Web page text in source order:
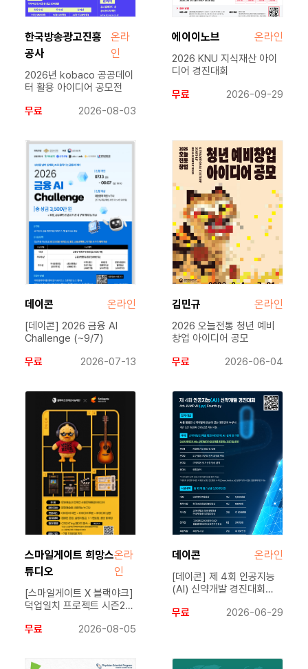
한국방송광고진흥
공사
온라
인
2026년 kobaco 공공데이
터 활용 아이디어 공모전
2026-08-03
무료
에이이노브 온라인
2026 KNU 지식재산 아이
디어 경진대회
2026-09-29
무료
데이콘 온라인
[데이콘] 2026 금융 AI
Challenge (~9/7)
2026-07-13
무료
김민규 온라인
2026 오늘전통 청년 예비
창업 아이디어 공모
2026-06-04
무료
스마일게이트 희망스
튜디오
온라
인
[스마일게이트 X 블랙야크]
덕업일치 프로젝트 시즌2
(~7/19)
2026-08-05
무료
데이콘 온라인
[데이콘] 제 4회 인공지능
(AI) 신약개발 경진대회
예선 ( ~ 8/7 16:00)2026-06-29
무료